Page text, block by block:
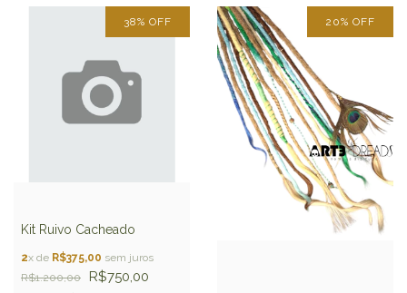
38% OFF
Kit Ruivo Cacheado
2x de R$375,00 sem juros
R$1.200,00
R$750,00
20% OFF